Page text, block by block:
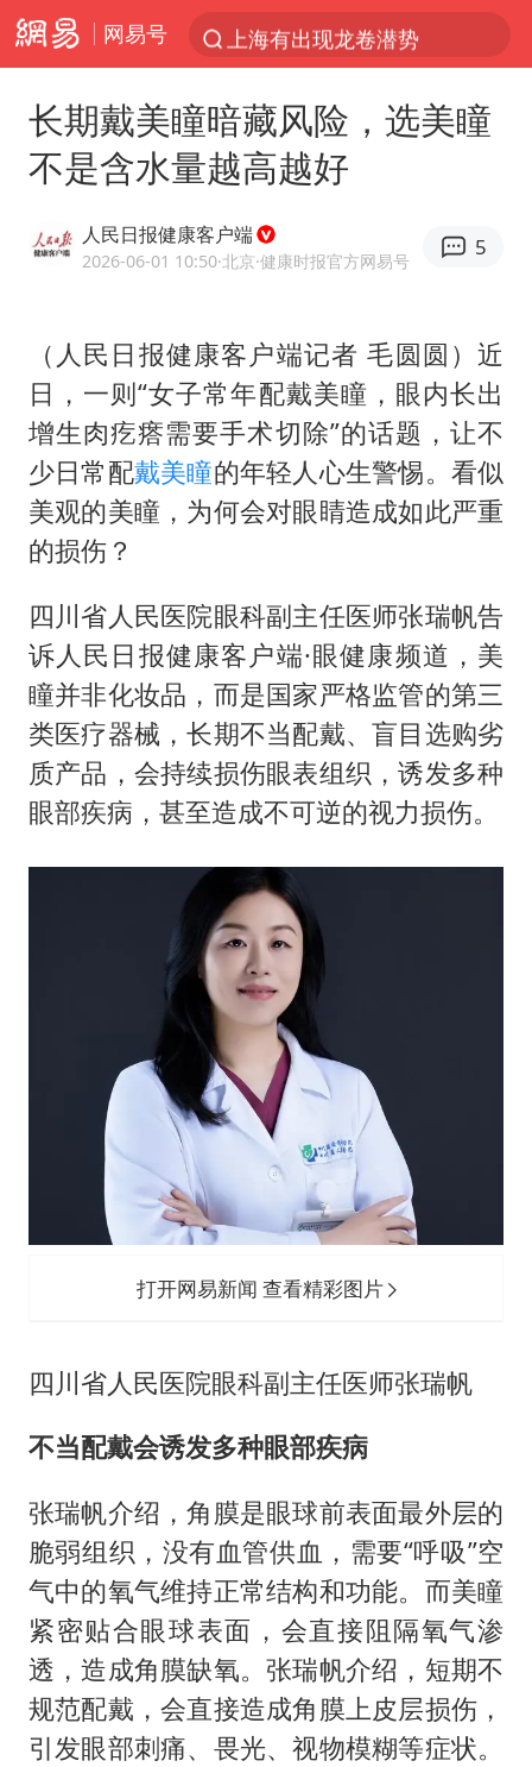
网易号
上海有出现龙卷潜势
王传君 《披荆斩棘》
今日15时起福州地铁高架区段停运
王艺迪2-4不敌张本美和止步4强
上门女婿出轨女邻居多年被判重婚罪
2025年小学教师减少13.19万
王艺迪无缘横滨赛决赛
《龙餐馆》 冲奖
蒯曼挺进WTT横滨冠军赛女单四强
以军士兵把枪口对准中国记者
笔试第一被劝弃考涉事副校长被撤职
白海豚5次眼壁置换
长期戴美瞳暗藏风险，选美瞳
不是含水量越高越好
人民日报健康客户端
2026-06-01 10:50·北京·健康时报官方网易号
5
（人民日报健康客户端记者 毛圆圆）近
日，一则“女子常年配戴美瞳，眼内长出
增生肉疙瘩需要手术切除”的话题，让不
少日常配戴美瞳的年轻人心生警惕。看似
美观的美瞳，为何会对眼睛造成如此严重
的损伤？
四川省人民医院眼科副主任医师张瑞帆告
诉人民日报健康客户端·眼健康频道，美
瞳并非化妆品，而是国家严格监管的第三
类医疗器械，长期不当配戴、盲目选购劣
质产品，会持续损伤眼表组织，诱发多种
眼部疾病，甚至造成不可逆的视力损伤。
打开网易新闻 查看精彩图片
四川省人民医院眼科副主任医师张瑞帆
不当配戴会诱发多种眼部疾病
张瑞帆介绍，角膜是眼球前表面最外层的
脆弱组织，没有血管供血，需要“呼吸”空
气中的氧气维持正常结构和功能。而美瞳
紧密贴合眼球表面，会直接阻隔氧气渗
透，造成角膜缺氧。张瑞帆介绍，短期不
规范配戴，会直接造成角膜上皮层损伤，
引发眼部刺痛、畏光、视物模糊等症状。